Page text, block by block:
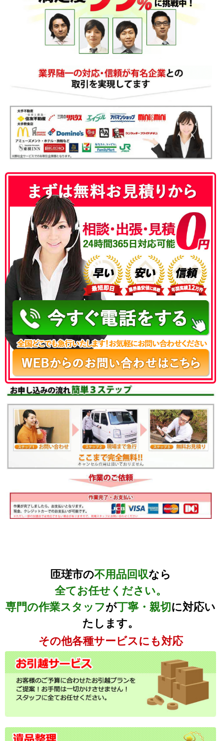
050-3186-4780
匝瑳市の不用品回収なら
全てお任せください。
専門の作業スタッフが丁寧・親切 に対応い
たします。
その他各種サービスにも対応